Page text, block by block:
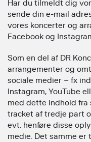
Har du tilmeldt dig
sende din e-mail
vores koncerter og
Facebook og
Som en del af DR
arrangementer og
sociale medier – fx
Instagram, YouTube
med dette indhold
tracket af tredje part
evt. henføre disse
medie. Det samme